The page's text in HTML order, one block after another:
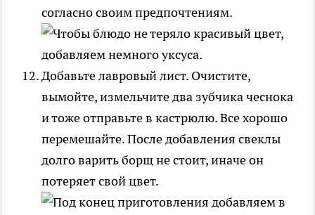
согласно своим предпочтениям.
Добавьте лавровый лист. Очистите,
вымойте, измельчите два зубчика чеснока
и тоже отправьте в кастрюлю. Все хорошо
перемешайте. После добавления свеклы
долго варить борщ не стоит, иначе он
потеряет свой цвет.